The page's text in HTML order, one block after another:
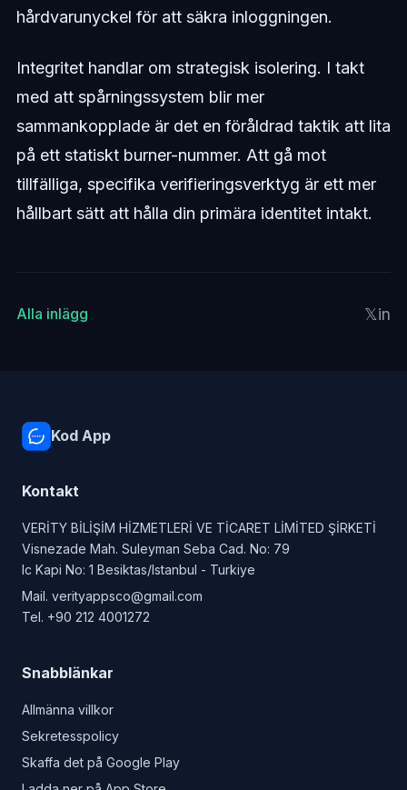
hårdvarunyckel för att säkra inloggningen.
Integritet handlar om strategisk isolering. I takt
med att spårningssystem blir mer
sammankopplade är det en föråldrad taktik att lita
på ett statiskt burner-nummer. Att gå mot
tillfälliga, specifika verifieringsverktyg är ett mer
hållbart sätt att hålla din primära identitet intakt.
Alla inlägg 𝕏in
Kod App
Kontakt
VERİTY BİLİŞİM HİZMETLERİ VE TİCARET LİMİTED ŞİRKETİ
Visnezade Mah. Suleyman Seba Cad. No: 79
Ic Kapi No: 1 Besiktas/Istanbul - Turkiye
Mail. verityappsco@gmail.com
Tel. +90 212 4001272
Snabblänkar
Allmänna villkor
Sekretesspolicy
Skaffa det på Google Play